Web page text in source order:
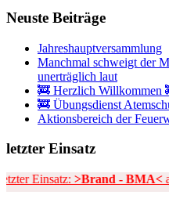
Neuste Beiträge
Jahreshauptversammlung
Manchmal schweigt der
unerträglich laut
🚒 Herzlich Willkommen
🚒 Übungsdienst
Aktionsbereich der
letzter Einsatz
Einsatz:>Brand - BMA<am